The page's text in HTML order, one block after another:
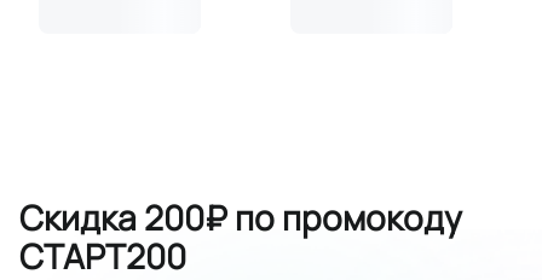
Скидка 200₽ по промокоду
СТАРТ200